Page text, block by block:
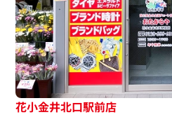
花小金井北口駅前店